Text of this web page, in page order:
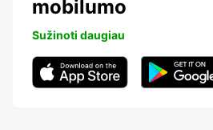
mobilumo
Sužinoti daugiau